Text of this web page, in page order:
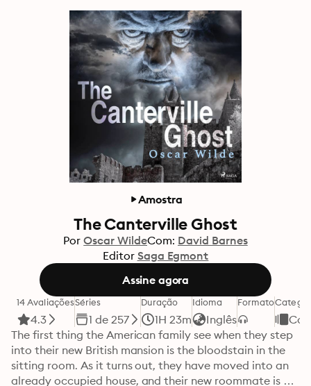
Amostra
The Canterville Ghost
Por Oscar WildeCom: David Barnes
Editor Saga Egmont
Assine agora
14 Avaliações
4.3
Séries
1 de 257
Duração
1H 23m
Idioma
Inglês
Formato
The first thing the American family see when they step
into their new British mansion is the bloodstain in the
sitting room. As it turns out, they have moved into an
already occupied house, and their new roommate is a